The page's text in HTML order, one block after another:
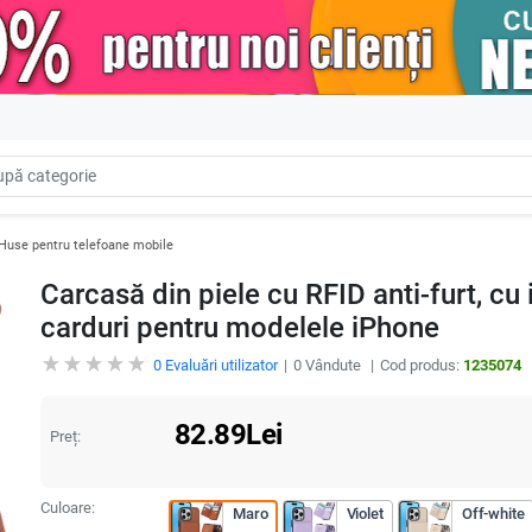
Huse pentru telefoane mobile
Carcasă din piele cu RFID anti-furt,
carduri pentru modelele iPhone
0Evaluări utilizator 0Vândute Cod produs: 1235074
Preț: 82.89Lei
Culoare: Maro Violet Off-white